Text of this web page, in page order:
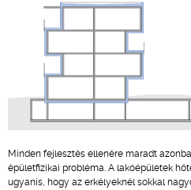
Minden fejlesztés ellenére maradt
épületfizikai probléma. A lakóépületek
ugyanis, hogy az erkélyeknél sokkal